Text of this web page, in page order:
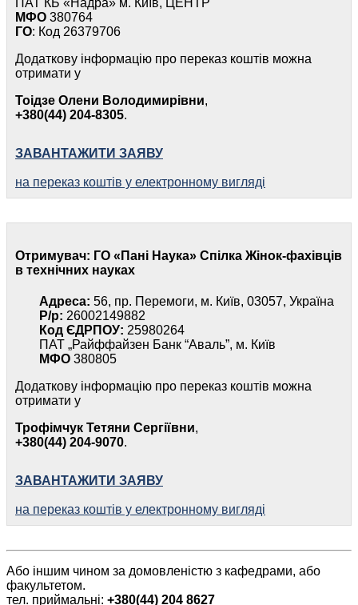
ПАТ КБ «Надра» м. Київ, ЦЕНТР
МФО 380764
ГО: Код 26379706
Додаткову інформацію про переказ коштів можна
отримати у
Тоідзе Олени Володимирівни,
+380(44) 204-8305.
ЗАВАНТАЖИТИ ЗАЯВУ
на переказ коштів у електронному вигляді
Отримувач: ГО «Пані Наука» Спілка Жінок-фахівців
в технічних науках
Адреса: 56, пр. Перемоги, м. Київ, 03057, Україна
Р/р: 26002149882
Код ЄДРПОУ: 25980264
ПАТ „Райффайзен Банк “Аваль”, м. Київ
МФО 380805
Додаткову інформацію про переказ коштів можна
отримати у
Трофімчук Тетяни Сергіївни,
+380(44) 204-9070.
ЗАВАНТАЖИТИ ЗАЯВУ
на переказ коштів у електронному вигляді
Або іншим чином за домовленістю з кафедрами, або
факультетом.
тел. приймальні: +380(44) 204 8627